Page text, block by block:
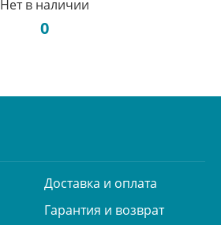
Нет в наличии
0
Доставка и оплата
Гарантия и возврат